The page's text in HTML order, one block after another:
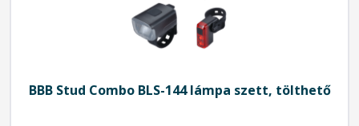
BBBStud Combo BLS-144 lámpa szett, tölthető